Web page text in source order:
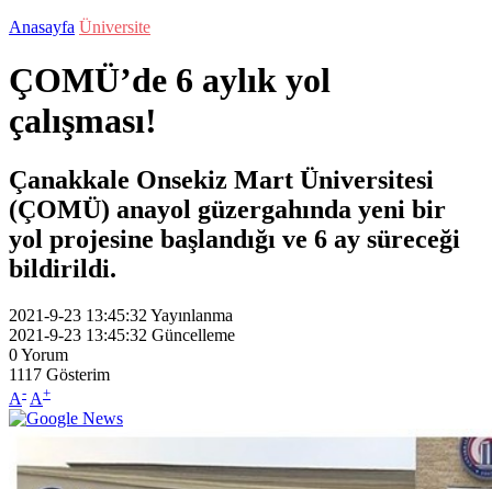
Anasayfa Üniversite
ÇOMÜ’de 6 aylık yol
çalışması!
Çanakkale Onsekiz Mart Üniversitesi
(ÇOMÜ) anayol güzergahında yeni bir
yol projesine başlandığı ve 6 ay süreceği
bildirildi.
2021-9-23 13:45:32 Yayınlanma
2021-9-23 13:45:32 Güncelleme
0Yorum
1117 Gösterim
A- A+